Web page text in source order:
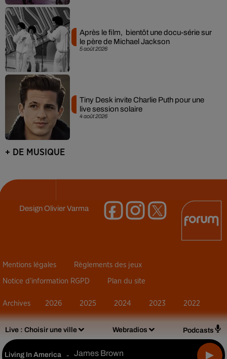
Live : Choisir une ville Webradios Podcasts
Living In America - James Brown
5 août 2026
Après le film, bientôt une docu-série sur
le père de Michael Jackson
4 août 2026
Tiny Desk invite Charlie Puth pour une
live session solaire
+ DE MUSIQUE
DesignOlivier Varma
Mentions légales Règlements des jeux
Notice d’information RGPD Plan du site
Archives 2026 2025 2024 2023 2022